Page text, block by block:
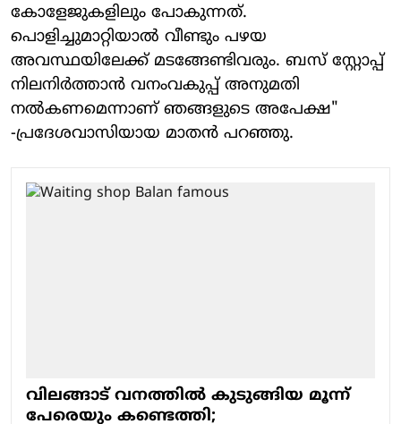
കോളേജുകളിലും പോകുന്നത്.
പൊളിച്ചുമാറ്റിയാൽ വീണ്ടും പഴയ
അവസ്ഥയിലേക്ക് മടങ്ങേണ്ടിവരും. ബസ് സ്റ്റോപ്പ്
നിലനിർത്താൻ വനംവകുപ്പ് അനുമതി
നൽകണമെന്നാണ് ഞങ്ങളുടെ അപേക്ഷ"
-പ്രദേശവാസിയായ മാതൻ പറഞ്ഞു.
വിലങ്ങാട് വനത്തിൽ കുടുങ്ങിയ മൂന്ന്
പേരെയും കണ്ടെത്തി;